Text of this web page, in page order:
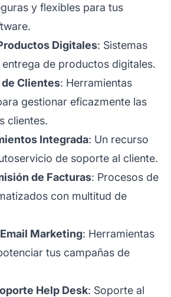
y flexibles para tus
Digitales: Sistemas
de productos digitales.
Clientes: Herramientas
gestionar eficazmente las
clientes.
Integrada: Un recurso
de soporte al cliente.
de Facturas: Procesos de
con multitud de
Marketing: Herramientas
tus campañas de
Help Desk: Soporte al